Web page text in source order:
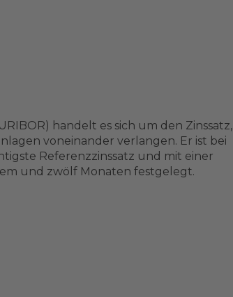
handelt es sich um den Zinssatz,
voneinander verlangen. Er ist bei
Referenzzinssatz und mit einer
und zwölf Monaten festgelegt.